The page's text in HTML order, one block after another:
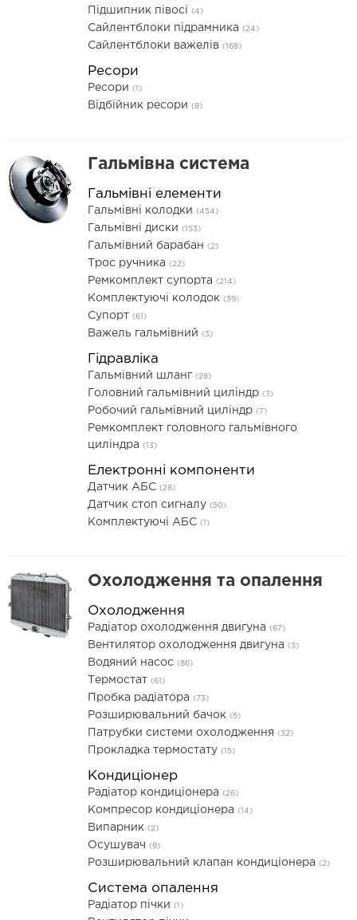
Підшипник півосі (4)
Сайлентблоки підрамника (24)
Сайлентблоки важелів (168)
Ресори
Ресори (1)
Відбійник ресори (8)
Гальмівна система
Гальмівні елементи
Гальмівні колодки (454)
Гальмівні диски (153)
Гальмівний барабан (2)
Трос ручника (22)
Ремкомплект супорта (214)
Комплектуючі колодок (39)
Супорт (61)
Важель гальмівний (3)
Гідравліка
Гальмівний шланг (28)
Головний гальмівний циліндр (3)
Робочий гальмівний циліндр (7)
Ремкомплект головного гальмівного
циліндра (13)
Електронні компоненти
Датчик АБС (28)
Датчик стоп сигналу (50)
Комплектуючі АБС (1)
Охолодження та опалення
Охолодження
Радіатор охолодження двигуна (67)
Вентилятор охолодження двигуна (3)
Водяний насос (86)
Термостат (61)
Пробка радіатора (73)
Розширювальний бачок (5)
Патрубки системи охолодження (32)
Прокладка термостату (15)
Кондиціонер
Радіатор кондиціонера (26)
Компресор кондиціонера (14)
Випарник (2)
Осушувач (9)
Розширювальний клапан кондиціонера (2)
Система опалення
Радіатор пічки (1)